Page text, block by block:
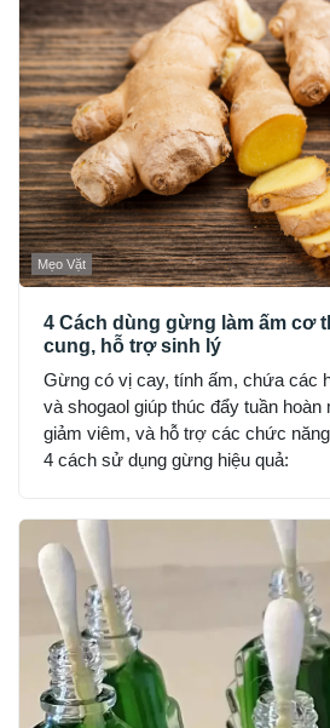
Mẹo Vặt
4 Cách dùng gừng làm ấm cơ
cung, hỗ trợ sinh lý
Gừng có vị cay, tính ấm, chứa các
và shogaol giúp thúc đẩy tuần
giảm viêm, và hỗ trợ các chức
4 cách sử dụng gừng hiệu quả: